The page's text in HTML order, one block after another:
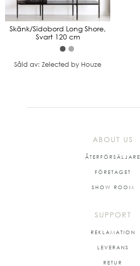
Skänk/Sidobord Long Shore,
Svart 120 cm
Såld av: Zelected by Houze
ABOUT US
ÅTERFÖRSÄLJARE
FÖRETAGET
SHOW ROOM
SUPPORT
REKLAMATION
LEVERANS
RETUR